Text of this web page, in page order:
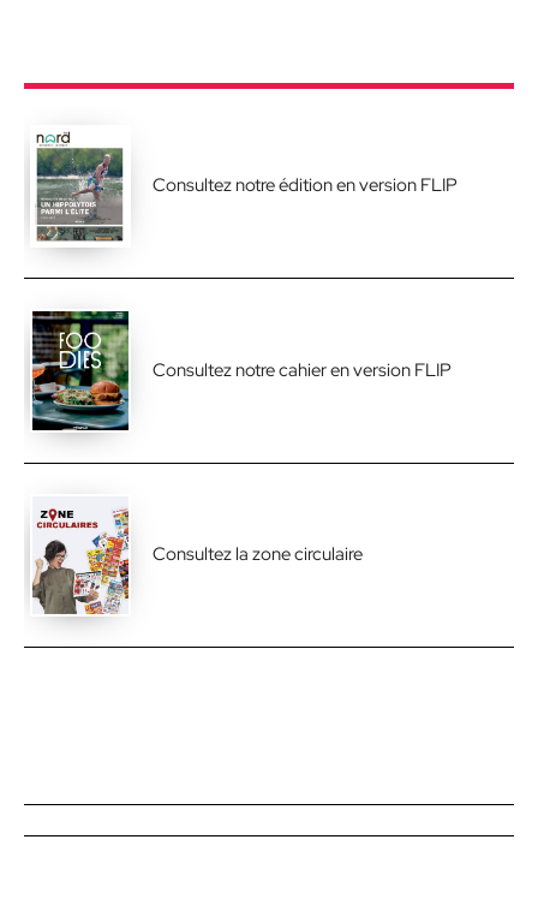
Consultez notre édition en version FLIP
Consultez notre cahier en version FLIP
Consultez la zone circulaire